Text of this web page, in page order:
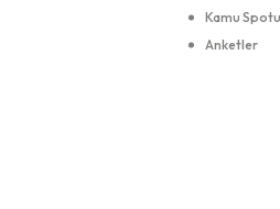
Kamu Spotu
Anketler